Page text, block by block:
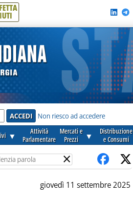
Non riesco ad accedere
▼
Attività
Parlamentare
Mercati e
Prezzi
▼
Distribuzione
e Consumi
×
giovedì 11 settembre 2025